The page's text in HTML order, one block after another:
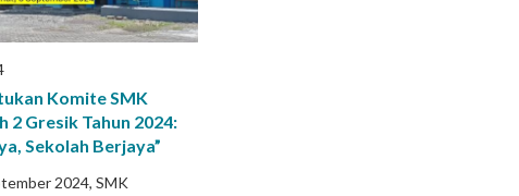
Komite SMK
2 Gresik Tahun 2024:
Sekolah Berjaya”
2024, SMK